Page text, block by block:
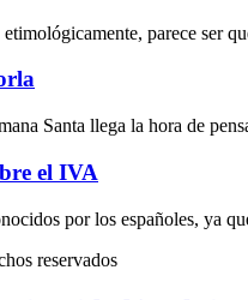
parece ser
Santa llega la hora de
el IVA
por los españoles, ya
reservados